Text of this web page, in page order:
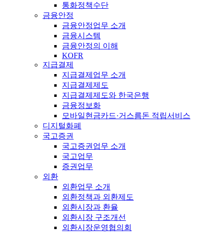
통화정책수단
금융안정
금융안정업무 소개
금융시스템
금융안정의 이해
KOFR
지급결제
지급결제업무 소개
지급결제제도
지급결제제도와 한국은행
금융정보화
모바일현금카드·거스름돈 적립서비스
디지털화폐
국고증권
국고증권업무 소개
국고업무
증권업무
외환
외환업무 소개
외환정책과 외환제도
외환시장과 환율
외환시장 구조개선
외환시장운영협의회